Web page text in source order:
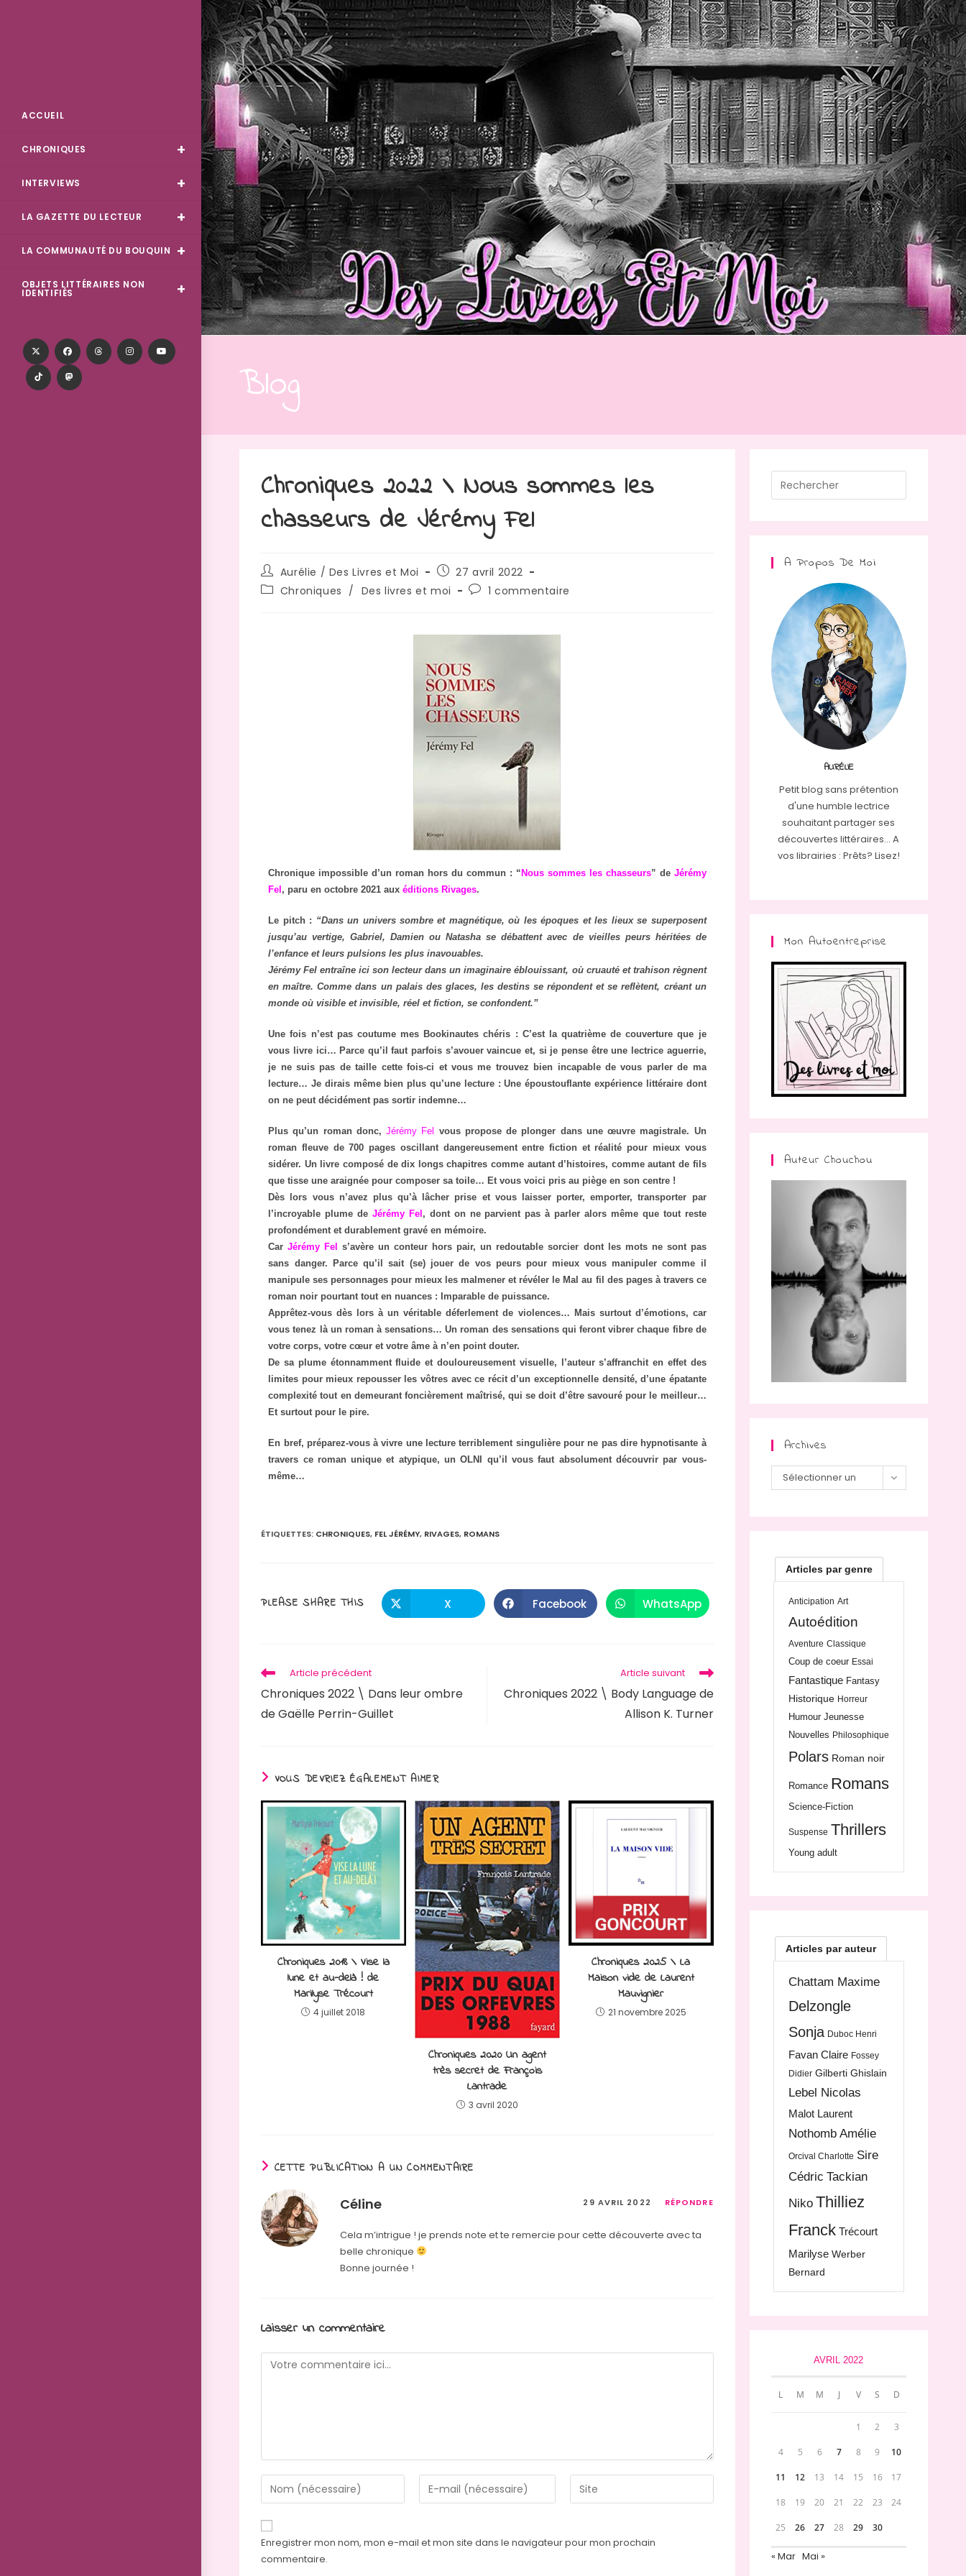
ACCUEIL
CHRONIQUES
INTERVIEWS
LA GAZETTE DU LECTEUR
LA COMMUNAUTÉ DU BOUQUIN
OBJETS LITTÉRAIRES NON
IDENTIFIÉS
Blog
Chroniques 2022 \ Nous sommes les
chasseurs de Jérémy Fel
Aurélie / Des Livres et Moi
27 avril 2022
Chroniques / Des livres et moi 1 commentaire
Chronique impossible d’un roman hors du commun : “ Nous sommes les chasseurs” de Jérémy
Fel , paru en octobre 2021 auxéditions Rivages.
Le pitch : “Dans un univers sombre et magnétique, où les époques et les lieux se superposent
jusqu’au vertige, Gabriel, Damien ou Natasha se débattent avec de vieilles peurs héritées de
l’enfance et leurs pulsions les plus inavouables.
Jérémy Fel entraîne ici son lecteur dans un imaginaire éblouissant, où cruauté et trahison règnent
en maître. Comme dans un palais des glaces, les destins se répondent et se reflètent, créant un
monde où visible et invisible, réel et fiction, se confondent.”
Une fois n’est pas coutume mes Bookinautes chéris : C’est la quatrième de couverture que je
vous livre ici… Parce qu’il faut parfois s’avouer vaincue et, si je pense être une lectrice aguerrie,
je ne suis pas de taille cette fois-ci et vous me trouvez bien incapable de vous parler de ma
lecture… Je dirais même bien plus qu’une lecture : Une époustouflante expérience littéraire dont
on ne peut décidément pas sortir indemne…
Plus qu’un roman donc,Jérémy Fel
vous propose de plonger dans une œuvre magistrale. Un
roman fleuve de 700 pages oscillant dangereusement entre fiction et réalité pour mieux vous
sidérer. Un livre composé de dix longs chapitres comme autant d’histoires, comme autant de fils
que tisse une araignée pour composer sa toile… Et vous voici pris au piège en son centre !
Dès lors vous n’avez plus qu’à lâcher prise et vous laisser porter, emporter, transporter par
l’incroyable plume de Jérémy Fel , dont on ne parvient pas à parler alors même que tout reste
profondément et durablement gravé en mémoire.
CarJérémy Fel
s’avère un conteur hors pair, un redoutable sorcier dont les mots ne sont pas
sans danger. Parce qu’il sait (se) jouer de vos peurs pour mieux vous manipuler comme il
manipule ses personnages pour mieux les malmener et révéler le Mal au fil des pages à travers ce
roman noir pourtant tout en nuances : Imparable de puissance.
Apprêtez-vous dès lors à un véritable déferlement de violences… Mais surtout d’émotions, car
vous tenez là un roman à sensations… Un roman des sensations qui feront vibrer chaque fibre de
votre corps, votre cœur et votre âme à n’en point douter.
De sa plume étonnamment fluide et douloureusement visuelle, l’auteur s’affranchit en effet des
limites pour mieux repousser les vôtres avec ce récit d’un exceptionnelle densité, d’une épatante
complexité tout en demeurant foncièrement maîtrisé, qui se doit d’être savouré pour le meilleur…
Et surtout pour le pire.
En bref, préparez-vous à vivre une lecture terriblement singulière pour ne pas dire hypnotisante à
travers ce roman unique et atypique, un OLNI qu’il vous faut absolument découvrir par vous-
même…
ÉTIQUETTES: CHRONIQUES, FEL JÉRÉMY, RIVAGES, ROMANS
PLEASE SHARE THIS X Facebook WhatsApp
Article précédent
Chroniques 2022 \ Dans leur ombre
de Gaëlle Perrin-Guillet
Article suivant
Chroniques 2022 \ Body Language de
Allison K. Turner
VOUS DEVRIEZ ÉGALEMENT AIMER
Chroniques 2018 \ Vise la
lune et au-delà ! de
Marilyse Trécourt
4 juillet 2018
Chroniques 2020 Un agent
très secret de François
Lantrade
3 avril 2020
Chroniques 2025 \ La
Maison vide de Laurent
Mauvignier
21 novembre 2025
CETTE PUBLICATION A UN COMMENTAIRE
Céline 29 AVRIL 2022 RÉPONDRE
Cela m’intrigue ! je prends note et te remercie pour cette découverte avec ta
belle chronique
Bonne journée !
Laisser un commentaire
Enregistrer mon nom, mon e-mail et mon site dans le navigateur pour mon prochain
commentaire.
A Propos De Moi
AURÉLIE
Petit blog sans prétention
d'une humble lectrice
souhaitant partager ses
découvertes littéraires... A
vos librairies : Prêts? Lisez!
Mon Autoentreprise
Auteur Chouchou
Archives
Sélectionner un
Articles par genre
Anticipation Art
Autoédition
Aventure Classique
Coup de coeur Essai
Fantastique Fantasy
Historique Horreur
Humour Jeunesse
Nouvelles Philosophique
Polars Roman noir
Romance Romans
Science-Fiction
Suspense Thrillers
Young adult
Articles par auteur
Chattam Maxime
Delzongle
Sonja Duboc Henri
Favan Claire Fossey
Didier Gilberti Ghislain
Lebel Nicolas
Malot Laurent
Nothomb Amélie
Orcival Charlotte Sire
Cédric Tackian
Niko Thilliez
Franck Trécourt
Marilyse Werber
Bernard
AVRIL 2022
L M M J V S D
1 2 3
4 5 6 7 8 9 10
11 12 13 14 15 16 17
18 19 20 21 22 23 24
25 26 27 28 29 30
« Mar Mai »